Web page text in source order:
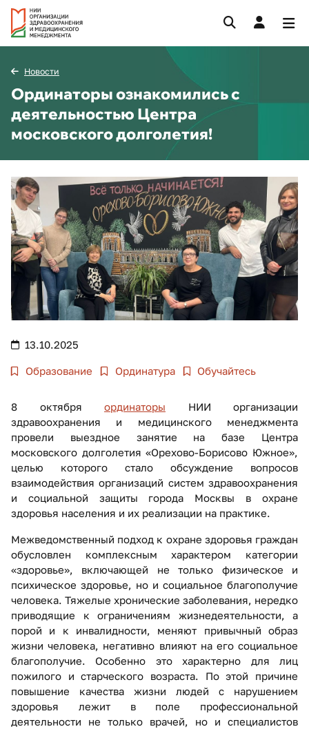
Новости
Ординаторы ознакомились с
деятельностью Центра
московского долголетия!
13.10.2025
Образование Ординатура Обучайтесь
8 октября ординаторы НИИ организации
здравоохранения и медицинского менеджмента
провели выездное занятие на базе Центра
московского долголетия «Орехово-Борисово Южное»,
целью которого стало обсуждение вопросов
взаимодействия организаций систем здравоохранения
и социальной защиты города Москвы в охране
здоровья населения и их реализации на практике.
Межведомственный подход к охране здоровья граждан
обусловлен комплексным характером категории
«здоровье», включающей не только физическое и
психическое здоровье, но и социальное благополучие
человека. Тяжелые хронические заболевания, нередко
приводящие к ограничениям жизнедеятельности, а
порой и к инвалидности, меняют привычный образ
жизни человека, негативно влияют на его социальное
благополучие. Особенно это характерно для лиц
пожилого и старческого возраста. По этой причине
повышение качества жизни людей с нарушением
здоровья лежит в поле профессиональной
деятельности не только врачей, но и специалистов